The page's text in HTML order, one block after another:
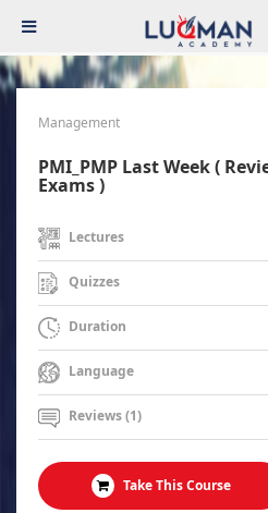
Management
PMI_PMP Last Week (
Exams )
Lectures
Quizzes
Duration
Language
Reviews (1)
Take This Course